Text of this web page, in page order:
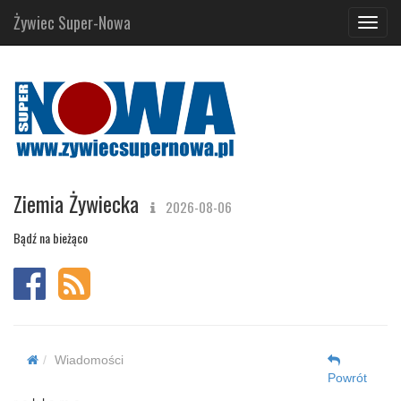
Żywiec Super-Nowa
Ziemia Żywiecka 2026-08-06
Bądź na bieżąco
Wiadomości
Powrót